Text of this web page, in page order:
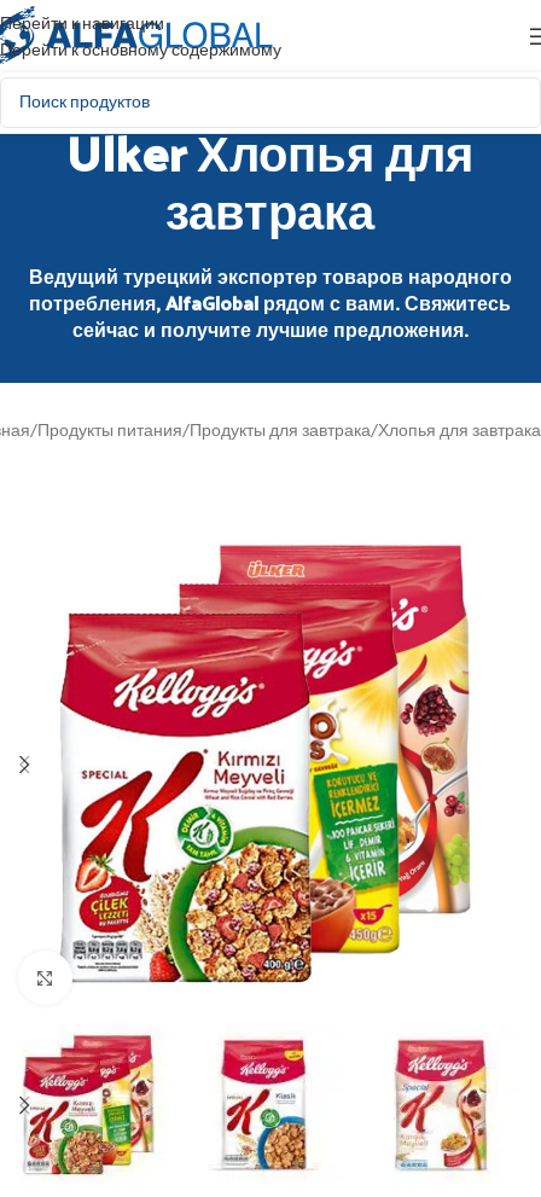
Перейти к навигации
Перейти к основному содержимому
Ülker Хлопья для
завтрака
Ведущий турецкий экспортер товаров народного
потребления, AlfaGlobal рядом с вами. Свяжитесь
сейчас и получите лучшие предложения.
/Продукты питания/Продукты для завтрака/Хлопья для завтрака
Нажмите, чтобы увеличить